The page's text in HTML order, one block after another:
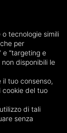
e l'informativa
tecnologie simili
per
e “targeting e
disponibili le
tuo consenso,
cookie del tuo
di tali
senza